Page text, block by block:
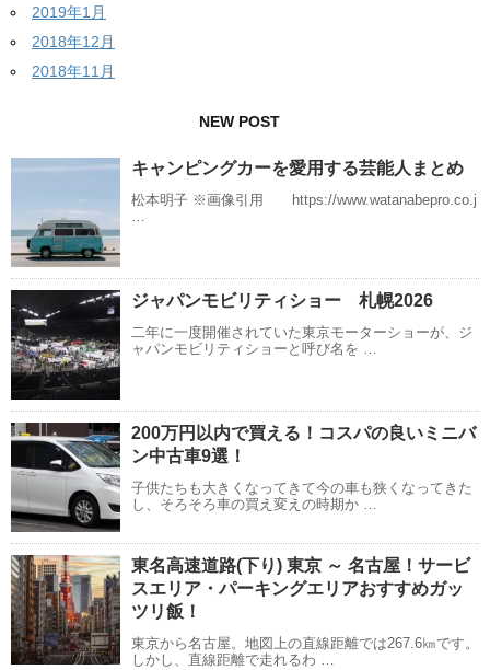
2019年1月
2018年12月
2018年11月
NEW POST
キャンピングカーを愛用する芸能人まとめ
松本明子 ※画像引用 https://www.watanabepro.co.j
…
ジャパンモビリティショー 札幌2026
二年に一度開催されていた東京モーターショーが、ジ
ャパンモビリティショーと呼び名を …
200万円以内で買える！コスパの良いミニバ
ン中古車9選！
子供たちも大きくなってきて今の車も狭くなってきた
し、そろそろ車の買え変えの時期か …
東名高速道路(下り) 東京 ～ 名古屋！サービ
スエリア・パーキングエリアおすすめガッ
ツリ飯！
東京から名古屋。地図上の直線距離では267.6㎞です。
しかし、直線距離で走れるわ …